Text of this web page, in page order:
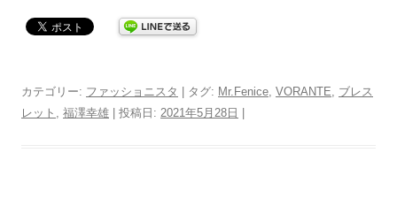
カテゴリー: ファッショニスタ | タグ: Mr.Fenice, VORANTE, ブレス
レット , 福澤幸雄 | 投稿日: 2021年5月28日